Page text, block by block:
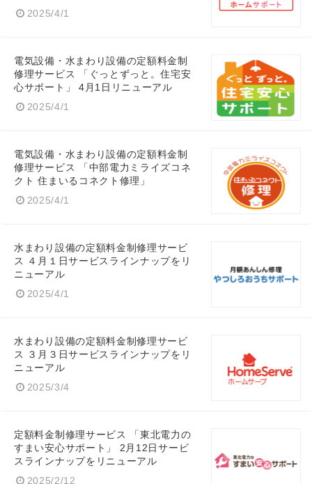
2025/4/1
電気設備・水まわり設備の定額料金制
修理サービス 「ぐっとずっと。住宅安
心サポート」 4月1日リニューアル
2025/4/1
電気設備・水まわり設備の定額料金制
修理サービス 「中部電力ミライズコネ
クト 住まいるコネクト修理」
2025/4/1
水まわり設備の定額料金制修理サービ
ス ４月１日サービスラインナップをリ
ニューアル
2025/4/1
水まわり設備の定額料金制修理サービ
ス ３月３日サービスラインナップをリ
ニューアル
2025/3/4
定額料金制修理サービス 「東北電力の
すまい安心サポート」 2月12日サービ
スラインナップをリニューアル
2025/2/12